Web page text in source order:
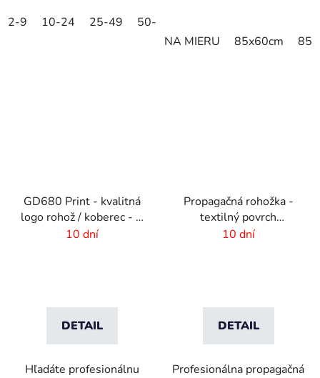
2-9 10-24 25-49 50-99
NA MIERU 85x60cm
GD680 Print - kvalitná
logo rohož / koberec - 8
mm vlas
10 dní
DETAIL
Hľadáte profesionálnu
Propagačná rohožka -
textilný povrch
-85x300 cm
10 dní
DETAIL
Profesionálna propagačná